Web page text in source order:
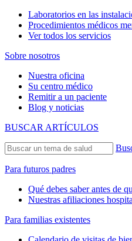
Laboratorios en las
Procedimientos médicos
Ver todos los servicios
Sobre nosotros
Nuestra oficina
Su centro médico
Remitir a un paciente
Blog y noticias
BUSCAR ARTÍCULOS
Para futuros padres
Qué debes saber antes de
Nuestras afiliaciones
Para familias existentes